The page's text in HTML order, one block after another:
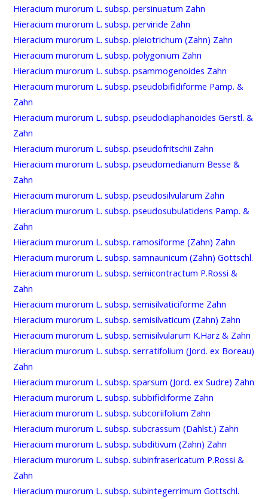
Hieracium murorum L. subsp. persinuatum Zahn
Hieracium murorum L. subsp. perviride Zahn
Hieracium murorum L. subsp. pleiotrichum (Zahn) Zahn
Hieracium murorum L. subsp. polygonium Zahn
Hieracium murorum L. subsp. psammogenoides Zahn
Hieracium murorum L. subsp. pseudobifidiforme Pamp. &
Zahn
Hieracium murorum L. subsp. pseudodiaphanoides Gerstl. &
Zahn
Hieracium murorum L. subsp. pseudofritschii Zahn
Hieracium murorum L. subsp. pseudomedianum Besse &
Zahn
Hieracium murorum L. subsp. pseudosilvularum Zahn
Hieracium murorum L. subsp. pseudosubulatidens Pamp. &
Zahn
Hieracium murorum L. subsp. ramosiforme (Zahn) Zahn
Hieracium murorum L. subsp. samnaunicum (Zahn) Gottschl.
Hieracium murorum L. subsp. semicontractum P.Rossi &
Zahn
Hieracium murorum L. subsp. semisilvaticiforme Zahn
Hieracium murorum L. subsp. semisilvaticum (Zahn) Zahn
Hieracium murorum L. subsp. semisilvularum K.Harz & Zahn
Hieracium murorum L. subsp. serratifolium (Jord. ex Boreau)
Zahn
Hieracium murorum L. subsp. sparsum (Jord. ex Sudre) Zahn
Hieracium murorum L. subsp. subbifidiforme Zahn
Hieracium murorum L. subsp. subcoriifolium Zahn
Hieracium murorum L. subsp. subcrassum (Dahlst.) Zahn
Hieracium murorum L. subsp. subditivum (Zahn) Zahn
Hieracium murorum L. subsp. subinfrasericatum P.Rossi &
Zahn
Hieracium murorum L. subsp. subintegerrimum Gottschl.